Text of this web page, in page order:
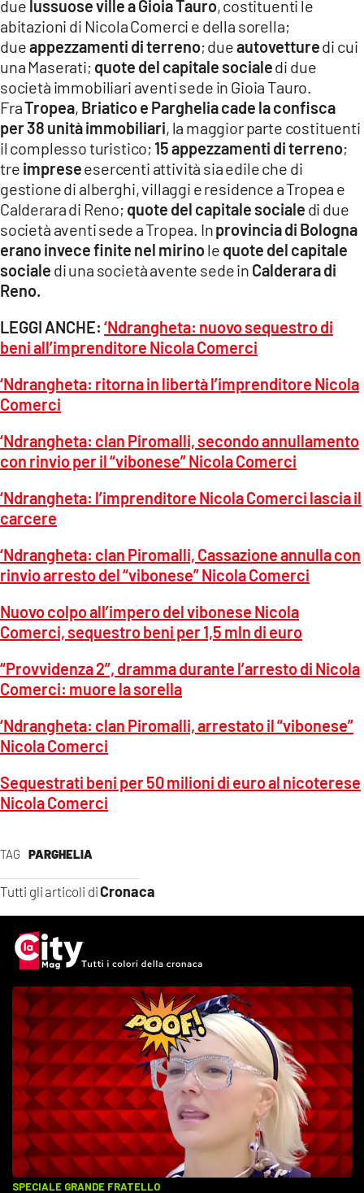
TAG PARGHELIA
Tutti gli articoli diCronaca
due lussuose ville a Gioia Tauro, costituenti le
abitazioni di Nicola Comerci e della sorella;
dueappezzamenti di terreno; dueautovetturedi cui
una Maserati; quote del capitale socialedi due
società immobiliari aventi sede in Gioia Tauro.
FraTropea, Briatico e Parghelia cade la confisca
per38 unità immobiliari, la maggior parte costituenti
il complesso turistico; 15 appezzamenti di terreno;
tre impreseesercenti attività sia edile che di
gestione di alberghi, villaggi e residence a Tropea e
Calderara di Reno; quote del capitale sociale di due
società aventi sede a Tropea. Inprovincia di Bologna
erano invece finite nel mirinole quote del capitale
sociale di una società avente sede in Calderara di
Reno.
LEGGI ANCHE: ‘Ndrangheta: nuovo sequestro di
beni all’imprenditore Nicola Comerci
‘Ndrangheta: ritorna in libertà l’imprenditore Nicola
Comerci
‘Ndrangheta: clan Piromalli, secondo annullamento
con rinvio per il “vibonese” Nicola Comerci
‘Ndrangheta: l’imprenditore Nicola Comerci lascia il
carcere
‘Ndrangheta: clan Piromalli, Cassazione annulla con
rinvio arresto del “vibonese” Nicola Comerci
Nuovo colpo all’impero del vibonese Nicola
Comerci, sequestro beni per 1,5 mln di euro
“Provvidenza 2”, dramma durante l’arresto di Nicola
Comerci: muore la sorella
‘Ndrangheta: clan Piromalli, arrestato il “vibonese”
Nicola Comerci
Sequestrati beni per 50 milioni di euro al nicoterese
Nicola Comerci